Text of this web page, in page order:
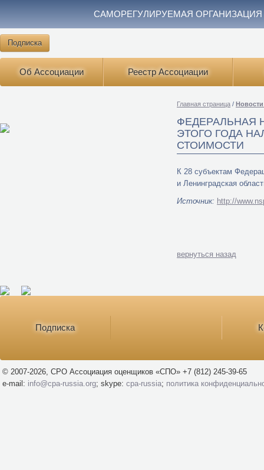
САМОРЕГУЛИРУЕМАЯ
Подписка
Об Ассоциации Реестр Ассоциации
Главная страница /
ФЕДЕРАЛЬНАЯ
ЭТОГО ГОДА
СТОИМОСТИ
К 28 субъектам
и Ленинградская
Источник: http://
вернуться назад
Подписка
© 2007-2026, СРО Ассоциация оценщиков «СПО» +7 (812) 245-39-65
e-mail: info@cpa-russia.org; skype: cpa-russia; политика